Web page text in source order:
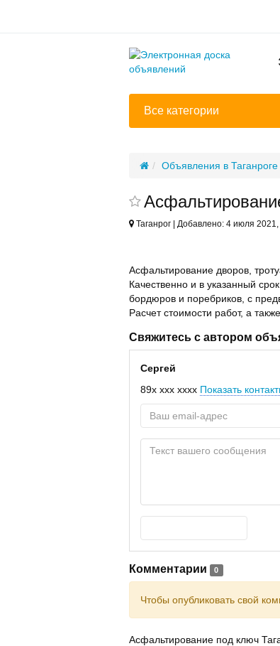
Все категории
Объявления в Таганроге
Таганрог | Добавлено: 4 июля
Асфальтирование дворов,
Качественно и в указанный
бордюров и поребриков, с
Расчет стоимости работ, а
Свяжитесь с автором
Сергей
89x xxx xxxx Показать
Комментарии 0
Чтобы опубликовать свой
Асфальтирование под ключ